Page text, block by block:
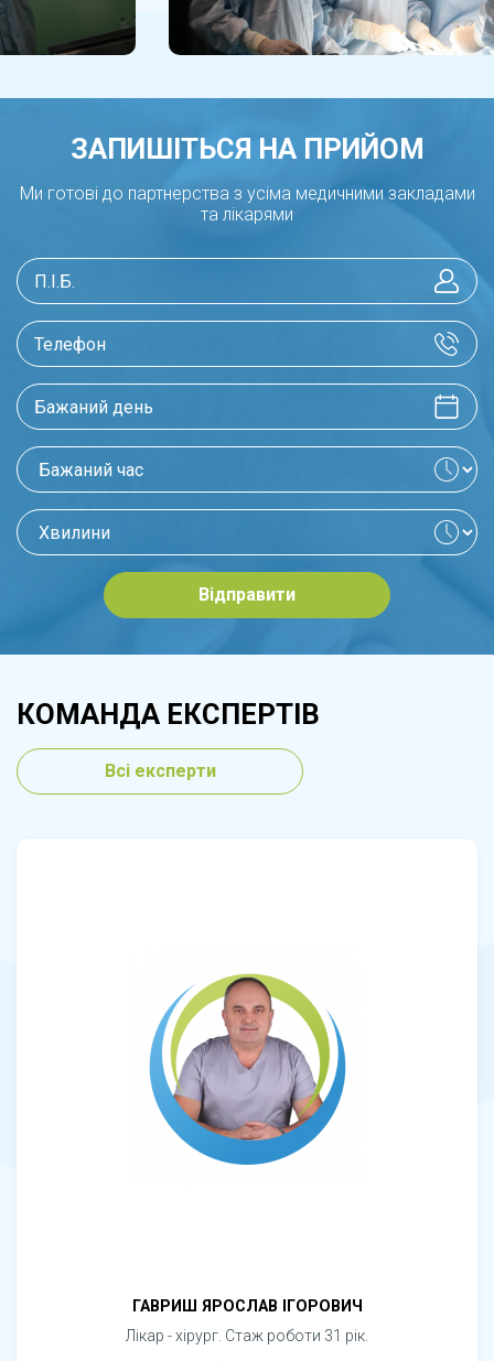
ЗАПИШІТЬСЯ НА ПРИЙОМ
Ми готові до партнерства з усіма медичними закладами
та лікарями
Відправити
КОМАНДА ЕКСПЕРТІВ
Всі експерти
ГАВРИШ ЯРОСЛАВ ІГОРОВИЧ
Лікар - хірург. Стаж роботи 31 рік.